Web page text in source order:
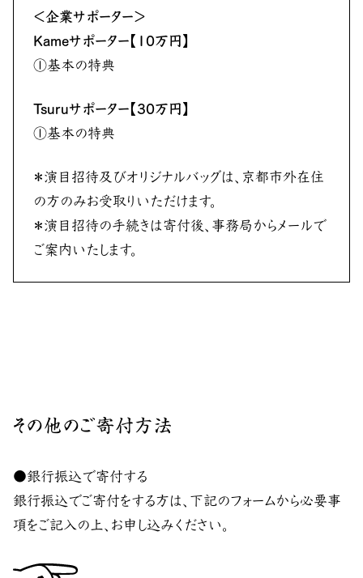
＜企業サポーター＞
Kameサポーター【10万円】
①基本の特典
Tsuruサポーター【30万円】
①基本の特典
＊演目招待及びオリジナルバッグは、京都市外在住
の方のみお受取りいただけます。
＊演目招待の手続きは寄付後、事務局からメールで
ご案内いたします。
その他のご寄付方法
●銀行振込で寄付する
銀行振込でご寄付をする方は、下記のフォームから必要事
項をご記入の上、お申し込みください。